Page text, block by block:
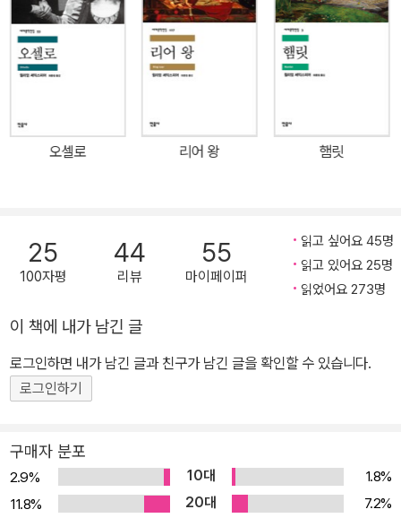
희극, 10편의 역사극, 그리고 시집 《소네트》를 집필했다. 38편의 희
곡 작품들은 상연 연대에 따라 대개 4기로 분류된다.
구분이 존재하지 않았던 당시 공연 분위기를 적극적으로 반영했다.
막과 장을 새로운 장의 시작 부분에 간단하게 표기하고 장소는 각주
에서 설명한 것. 이러한 방식은 아든 판 세 번째 시리즈에서 시작한 것
가 스코틀랜드의 왕위에 오르고 뱅코의 자손이 왕이 되리라고 예언한
다. 이에 맥베스는 크게 동요하고, 욕심 많은 아내와 손을 잡고 일을
게끔 흉계를 꾸며 왕위에 오른다. 그리고 마녀들의 예언을 함께 들은
뱅코를 없애기 위해 자객을 보내지만, 뱅코만 살해되고 그의 아들은
도망친다. 얼마 후 새 왕이 된 맥베스의 연회석 상에 뱅코의 망령이 나
의심하자 맥베스는 마녀들을 찾아가 다시 예언을 내려 줄 것을 청한
다. 『맥베스』는 폭풍, 어둠, 핏빛 등 격렬하고 거대한 이미지와 공포와
초자연적인 두려움을 일깨 우는 극의 분위기, 치열하게 묘사되는 양
피어의 걸작이다.
오셀로 리어 왕 햄릿
25
100자평
44
리뷰
55
마이페이퍼
읽고 싶어요 45명
읽고 있어요 25명
읽었어요 273명
이 책에 내가 남긴 글
로그인하면 내가 남긴 글과 친구가 남긴 글을 확인할 수 있습니다.
로그인하기
구매자 분포
2.9% 10대
1.8%
11.8%
20대
7.2%